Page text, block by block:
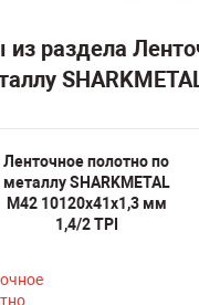
из раздела
Ленточное полотно по
металлу SHARKMETAL
M42 10120х41х1,3 мм
1,4/2 TPI